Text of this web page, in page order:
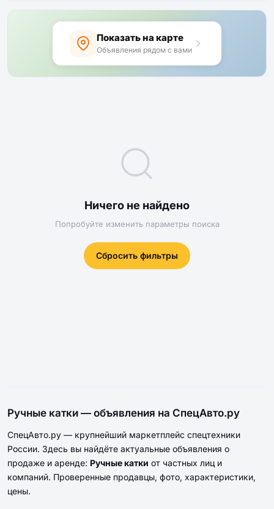
Показать на карте
Объявления рядом с вами
Ничего не найдено
Попробуйте изменить параметры поиска
Сбросить фильтры
Ручные катки — объявления на СпецАвто.ру
СпецАвто.ру — крупнейший маркетплейс спецтехники
России. Здесь вы найдёте актуальные объявления о
продаже и аренде: Ручные катки от частных лиц и
компаний. Проверенные продавцы, фото, характеристики,
цены.